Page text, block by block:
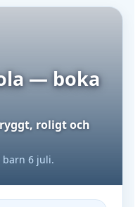
— boka
roligt och
barn 6 juli.